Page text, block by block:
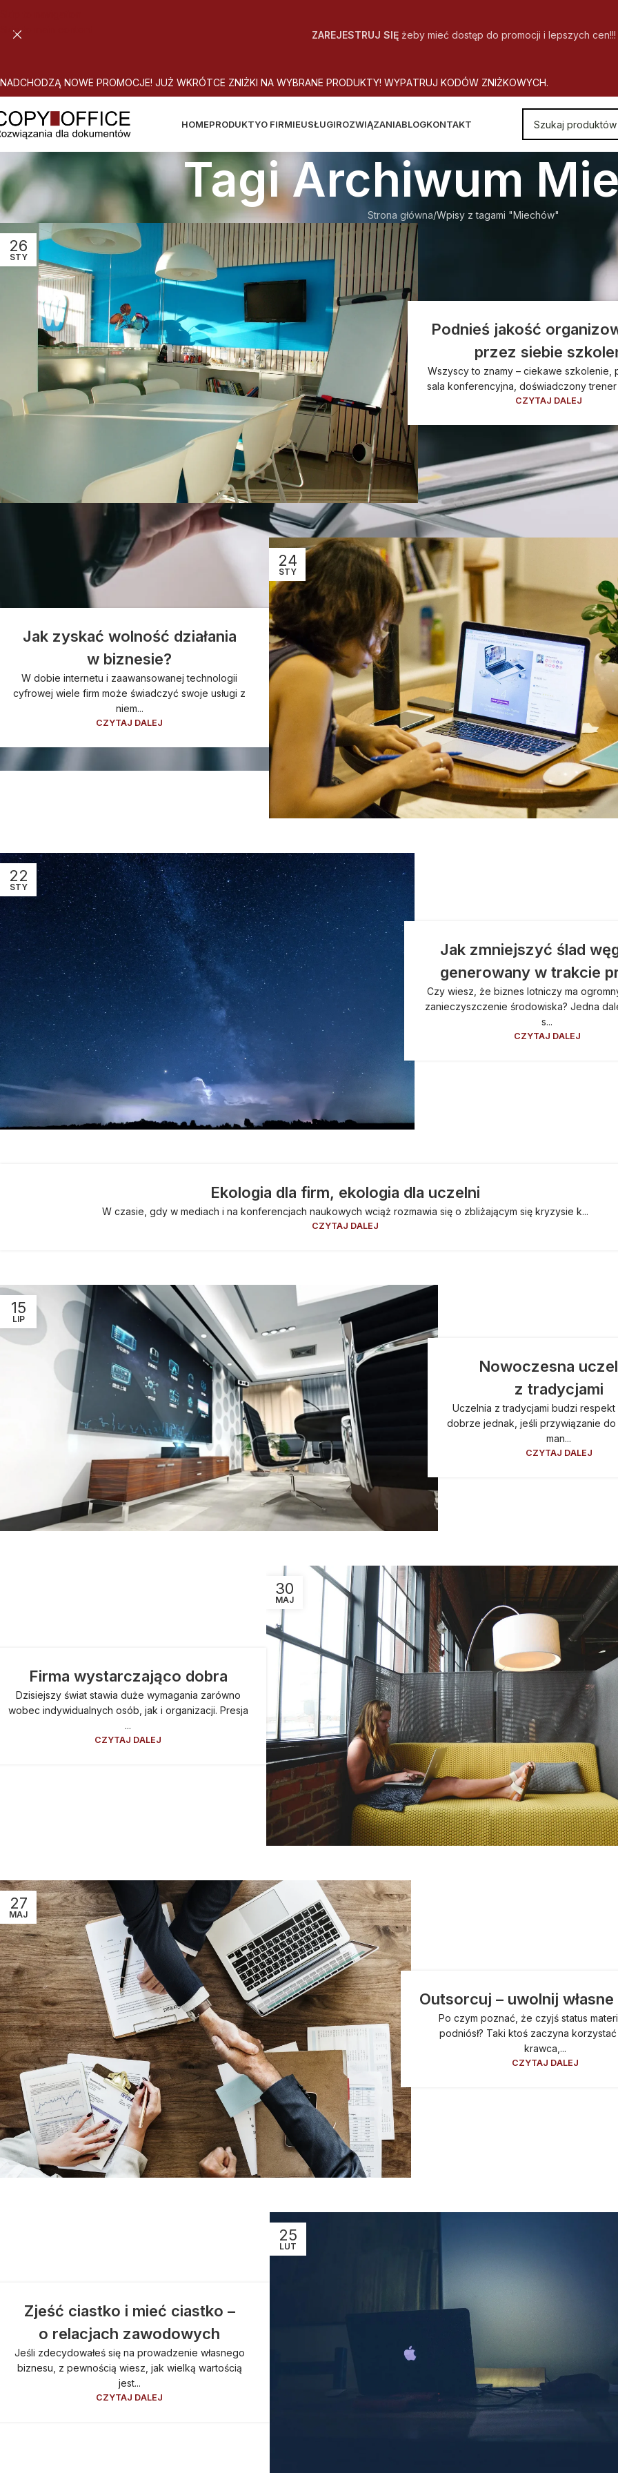
Skip to main content
ZAREJESTRUJ SIĘżeby mieć dostęp do promocji i lepszych cen!!!
NADCHODZĄ NOWE PROMOCJE! JUŻ WKRÓTCE ZNIŻKI NA WYBRANE PRODUKTY! WYPATRUJ KODÓW ZNIŻKOWYCH.
HOMEPRODUKTYO FIRMIEUSŁUGIROZWIĄZANIABLOGKONTAKT
Tagi Archiwum
Strona główna Wpisy z tagami "Miechów"
26
STY
Podnieś jakość
przez siebie
Wszyscy to znamy – ciekawe szkolenie,
sala konferencyjna, doświadczony
CZYTAJ DALEJ
24
STY
Jak zyskać wolność działania
w biznesie?
W dobie internetu i zaawansowanej technologii
cyfrowej wiele firm może świadczyć swoje usługi z
niem...
CZYTAJ DALEJ
22
STY
Jak zmniejszyć ślad
generowany w trakcie
Czy wiesz, że biznes lotniczy ma
zanieczyszczenie środowiska? Jedna
s...
CZYTAJ DALEJ
Ekologia dla firm, ekologia dla uczelni
W czasie, gdy w mediach i na konferencjach naukowych wciąż rozmawia się o zbliżającym się kryzysie k...
CZYTAJ DALEJ
15
LIP
Nowoczesna
z tradycjami
Uczelnia z tradycjami budzi respekt
dobrze jednak, jeśli przywiązanie do
man...
CZYTAJ DALEJ
30
MAJ
Firma wystarczająco dobra
Dzisiejszy świat stawia duże wymagania zarówno
wobec indywidualnych osób, jak i organizacji. Presja
...
CZYTAJ DALEJ
27
MAJ
Outsorcuj – uwolnij
Po czym poznać, że czyjś status
podniósł? Taki ktoś zaczyna korzystać
krawca,...
CZYTAJ DALEJ
25
LUT
Zjeść ciastko i mieć ciastko –
o relacjach zawodowych
Jeśli zdecydowałeś się na prowadzenie własnego
biznesu, z pewnością wiesz, jak wielką wartością
jest...
CZYTAJ DALEJ